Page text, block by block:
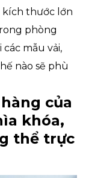
kích thước lớn
phòng
mẫu vải,
nào sẽ phù
của
khóa,
thể trực